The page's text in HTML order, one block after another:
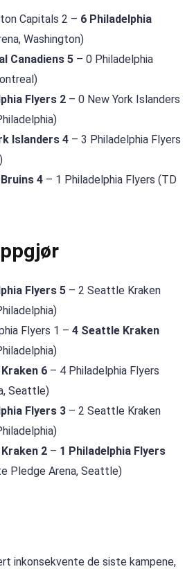
Capitals 2 – 6 Philadelphia
Washington)
Canadiens 5 – 0 Philadelphia
Flyers 2 – 0 New York Islanders
Islanders 4 – 3 Philadelphia Flyers
4 – 1 Philadelphia Flyers (TD
Flyers 5 – 2 Seattle Kraken
Flyers 1 – 4 Seattle Kraken
6 – 4 Philadelphia Flyers
Seattle)
Flyers 3 – 2 Seattle Kraken
2 – 1 Philadelphia Flyers
Pledge Arena, Seattle)
inkonsekvente de siste kampene,